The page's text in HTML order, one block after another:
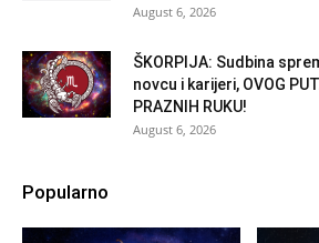
August 6, 2026
ŠKORPIJA: Sudbina
novcu i karijeri, OVOG
PRAZNIH RUKU!
August 6, 2026
Popularno